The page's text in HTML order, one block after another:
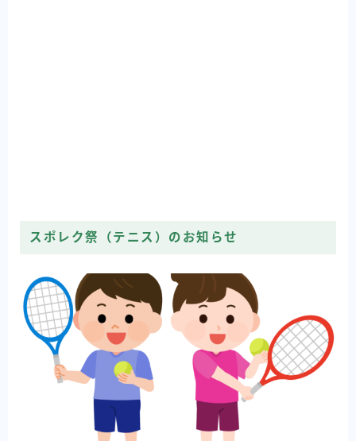
スポレク祭（テニス）のお知らせ